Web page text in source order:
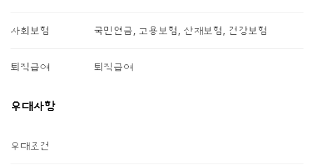
사회보험 국민연금, 고용보험, 산재보험, 건강보험
퇴직급여 퇴직급여
우대사항
우대조건